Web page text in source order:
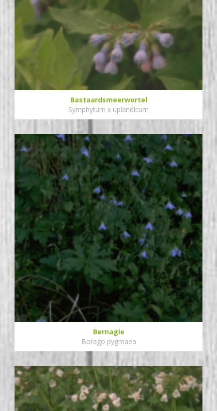
Bastaardsmeerwortel
Symphytum x uplandicum
Bernagie
Borago pygmaea